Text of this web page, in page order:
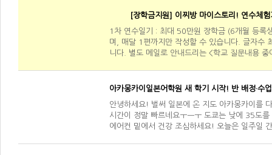
[장학금지원] 이찌방 마이스토리! 연수체
1차 연수일기 : 최대 50만원 장학금 (6개월 등록
며, 매달 1편까지만 작성할 수 있습니다. 글자수
니다. 별도 메일로 안내드리는 <학교 질문내용
아카몽카이일본어학원 새 학기 시작! 반 배정·수
안녕하세요! 벌써 일본에 온 지도 아카몽카이를
시간이 정말 빠르네요ㅜㅡㅜ 도쿄는 낮에 35도
에어컨 밑에서 건강 조심하세요! 오늘은 일주일